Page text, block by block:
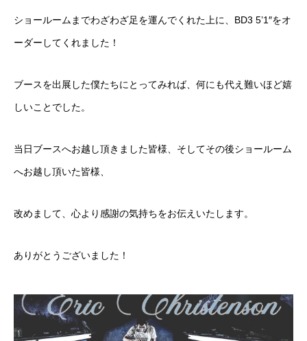
ショールームまでわざわざ足を運んでくれた上に、BD3 5’1″をオ
ーダーしてくれました！
ブースを出展した僕たちにとってみれば、何にも代え難いほど嬉
しいことでした。
当日ブースへお越し頂きました皆様、そしてその後ショールーム
へお越し頂いた皆様、
改めまして、心より感謝の気持ちをお伝えいたします。
ありがとうございました！